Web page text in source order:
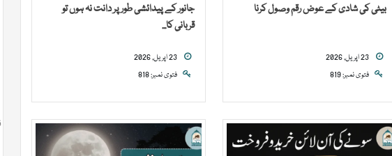
بیٹی کی شادی کے عوض رقم وصول کرنا
23 اپریل, 2026
فتوی نمبر: 819
جانور کے پیدائشی طور پر دانت نہ ہوں تو
قربانی کا...
فتوی نمبر: 818